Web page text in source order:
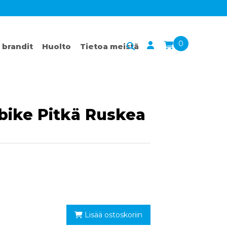
brandit Huolto Tietoa meistä 0
Pitkä Ruskea
Lisää ostoskoriin